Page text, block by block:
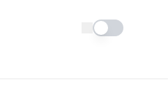
Schimba tema